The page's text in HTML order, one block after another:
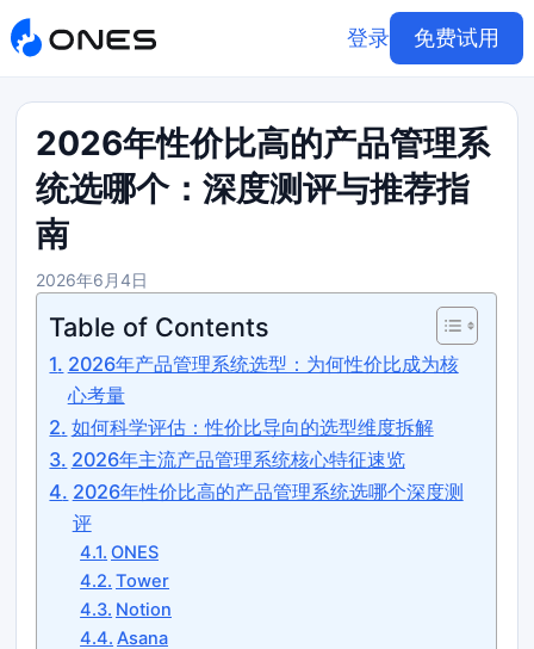
登录 免费试用
2026年性价比高的产品管理系
统选哪个：深度测评与推荐指
南
2026年6月4日
Table of Contents
2026年产品管理系统选型：为何性价比成为核
心考量
如何科学评估：性价比导向的选型维度拆解
2026年主流产品管理系统核心特征速览
2026年性价比高的产品管理系统选哪个深度测
评
ONES
Tower
Notion
Asana